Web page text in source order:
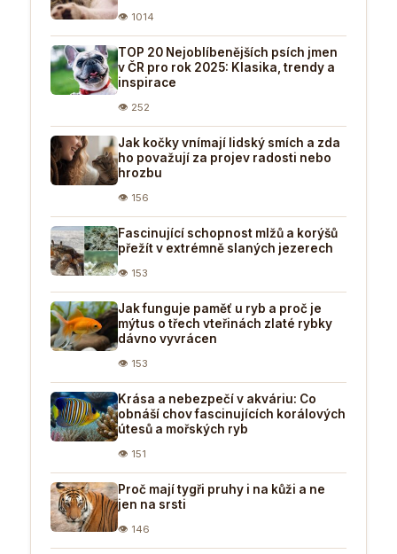
👁 1014
TOP 20 Nejoblíbenějších psích jmen
v ČR pro rok 2025: Klasika, trendy a
inspirace
👁 252
Jak kočky vnímají lidský smích a zda
ho považují za projev radosti nebo
hrozbu
👁 156
Fascinující schopnost mlžů a korýšů
přežít v extrémně slaných jezerech
👁 153
Jak funguje paměť u ryb a proč je
mýtus o třech vteřinách zlaté rybky
dávno vyvrácen
👁 153
Krása a nebezpečí v akváriu: Co
obnáší chov fascinujících korálových
útesů a mořských ryb
👁 151
Proč mají tygři pruhy i na kůži a ne
jen na srsti
👁 146